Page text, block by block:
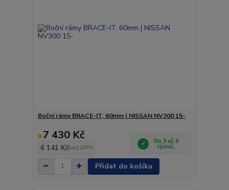
Boční rámy BRACE-IT, 60mm | NISSAN NV300 15-
7 430 Kč
6 141 Kčbez DPH
Do 3 až 4
týdnů.
Přidat do košíku